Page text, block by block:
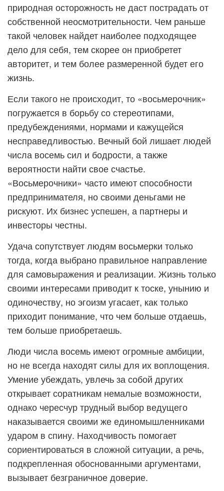
природная осторожность не даст пострадать от
собственной неосмотрительности. Чем раньше
такой человек найдет наиболее подходящее
дело для себя, тем скорее он приобретет
авторитет, и тем более размеренной будет его
жизнь.
Если такого не происходит, то «восьмерочник»
погружается в борьбу со стереотипами,
предубеждениями, нормами и кажущейся
несправедливостью. Вечный бой лишает людей
числа восемь сил и бодрости, а также
вероятности найти свое счастье.
«Восьмерочники» часто имеют способности
предпринимателя, но своими деньгами не
рискуют. Их бизнес успешен, а партнеры и
инвесторы честны.
Удача сопутствует людям восьмерки только
тогда, когда выбрано правильное направление
для самовыражения и реализации. Жизнь только
своими интересами приводит к тоске, унынию и
одиночеству, но эгоизм угасает, как только
приходит понимание, что чем больше отдаешь,
тем больше приобретаешь.
Люди числа восемь имеют огромные амбиции,
но не всегда находят силы для их воплощения.
Умение убеждать, увлечь за собой других
открывает соратникам немалые возможности,
однако чересчур трудный выбор ведущего
наказывается своими же единомышленниками
ударом в спину. Находчивость помогает
сориентироваться в сложной ситуации, а речь,
подкрепленная обоснованными аргументами,
вызывает безграничное доверие.